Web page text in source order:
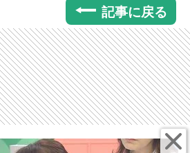
記事に戻る